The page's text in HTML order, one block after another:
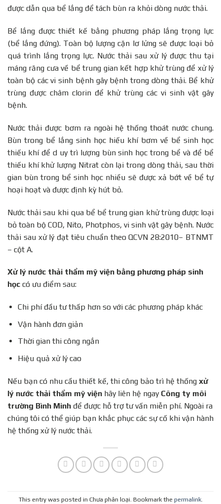
được dẫn qua bể lắng để tách bùn ra khỏi dòng nước thải.
Bể lắng được thiết kế bằng phương pháp lắng trọng lực
(bể lắng đứng). Toàn bộ lượng cặn lơ lửng sẽ được loại bỏ
quá trình lắng trọng lực. Nước thải sau xử lý được thu tại
máng răng cưa về bể trung gian kết hợp khử trùng để xử lý
toàn bộ các vi sinh bệnh gây bệnh trong dòng thải. Bể khử
trùng được châm clorin để khử trùng các vi sinh vật gây
bệnh.
Nước thải được bơm ra ngoài hệ thống thoát nước chung.
Bùn trong bể lắng sinh học hiếu khí bơm về bể sinh học
thiếu khí để d uy trì lượng bùn sinh học trong bể và để bể
thiếu khí khử lượng Nitrat còn lại trong dòng thải, sau thời
gian bùn trong bể sinh học nhiều sẽ được xả bớt về bể tự
hoại hoạt và được định kỳ hút bỏ.
Nước thải sau khi qua bể bể trung gian khử trùng được loại
bỏ toàn bộ COD, Nito, Photphos, vi sinh vật gây bệnh. Nước
thải sau xử lý đạt tiêu chuẩn theo QCVN 28:2010– BTNMT
– cột A.
Xử lý nước thải thẩm mỹ viện bằng phương pháp sinh
học có ưu điểm sau:
Chi phí đầu tư thấp hơn so với các phương pháp khác
Vận hành đơn giản
Thời gian thi công ngắn
Hiệu quả xử lý cao
Nếu bạn có nhu cầu thiết kế, thi công bảo trì hệ thống xử
lý nước thải thẩm mỹ viện hãy liên hệ ngay Công ty môi
trường Bình Minh để được hỗ trợ tư vấn miễn phí. Ngoài ra
chúng tôi có thể giúp bạn khắc phục các sự cố khi vận hành
hệ thống xử lý nước thải.
This entry was posted in Chưa phân loại. Bookmark the permalink.